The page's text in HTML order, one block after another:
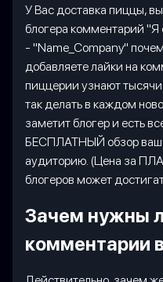
У Вас доставка пиццы,
блогера комментарий
- "Name_Company"
добавляете лайки на
пиццерии узнают
так делать в каждом
заметит блогер и есть
БЕСПЛАТНЫЙ обзор
аудиторию. (Цена за
блогеров может
Зачем нужны
комментарии